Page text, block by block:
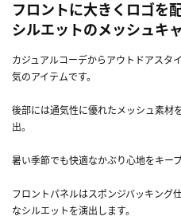
フロントに大きくロゴを
シルエットのメッシュキ
カジュアルコーデからアウトドアスタ
気のアイテムです。
後部には通気性に優れたメッシュ素材
出。
暑い季節でも快適なかぶり心地をキープ
フロントパネルはスポンジバッキング
なシルエットを演出します。